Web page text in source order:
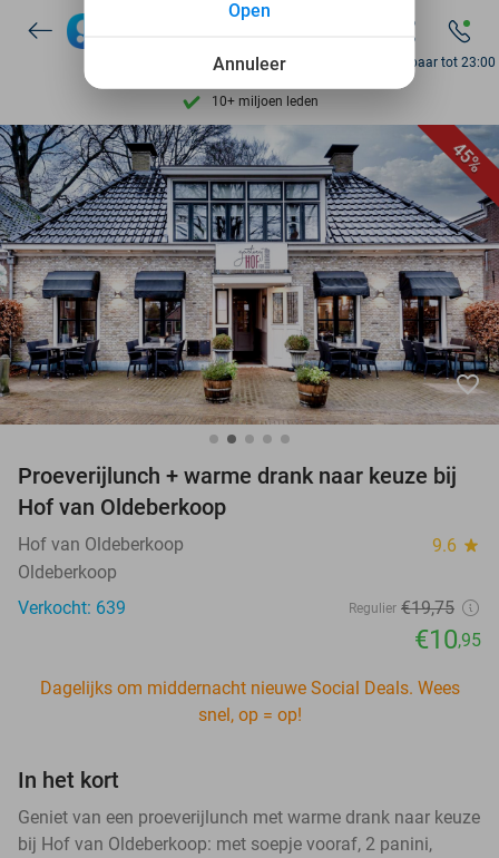
7 dagen per week beschikbaar
10+ miljoen leden
9,4
Ontdek 15.000+ deals
7 dagen per week beschikbaar
10+ miljoen leden
Bereikbaar tot 23:00
45%
favorite_border
Proeverijlunch + warme drank naar keuze bij
Hof van Oldeberkoop
Hof van Oldeberkoop 9.6 star
Oldeberkoop
Verkocht: 639
Regulier €19,75
€10,95
Dagelijks om middernacht nieuwe Social Deals. Wees
snel, op = op!
In het kort
Geniet van een proeverijlunch met warme drank naar keuze
bij Hof van Oldeberkoop: met soepje vooraf, 2 panini,
Annuleer
Open